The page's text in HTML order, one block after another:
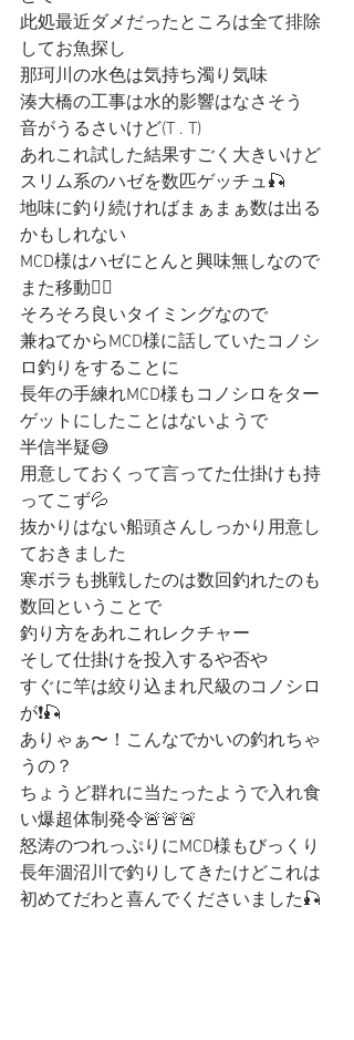
此処最近ダメだったところは全て排除
してお魚探し
那珂川の水色は気持ち濁り気味
湊大橋の工事は水的影響はなさそう
音がうるさいけど(T . T)
あれこれ試した結果すごく大きいけど
スリム系のハゼを数匹ゲッチュ🎣
地味に釣り続ければまぁまぁ数は出る
かもしれない
MCD様はハゼにとんと興味無しなので
また移動🚣‍♂️
そろそろ良いタイミングなので
兼ねてからMCD様に話していたコノシ
ロ釣りをすることに
長年の手練れMCD様もコノシロをター
ゲットにしたことはないようで
半信半疑😅
用意しておくって言ってた仕掛けも持
ってこず💦
抜かりはない船頭さんしっかり用意し
ておきました
寒ボラも挑戦したのは数回釣れたのも
数回ということで
釣り方をあれこれレクチャー
そして仕掛けを投入するや否や
すぐに竿は絞り込まれ尺級のコノシロ
が❗️🎣
ありゃぁ〜！こんなでかいの釣れちゃ
うの？
ちょうど群れに当たったようで入れ食
い爆超体制発令🚨🚨🚨
怒涛のつれっぷりにMCD様もびっくり
長年涸沼川で釣りしてきたけどこれは
初めてだわと喜んでくださいました🎣